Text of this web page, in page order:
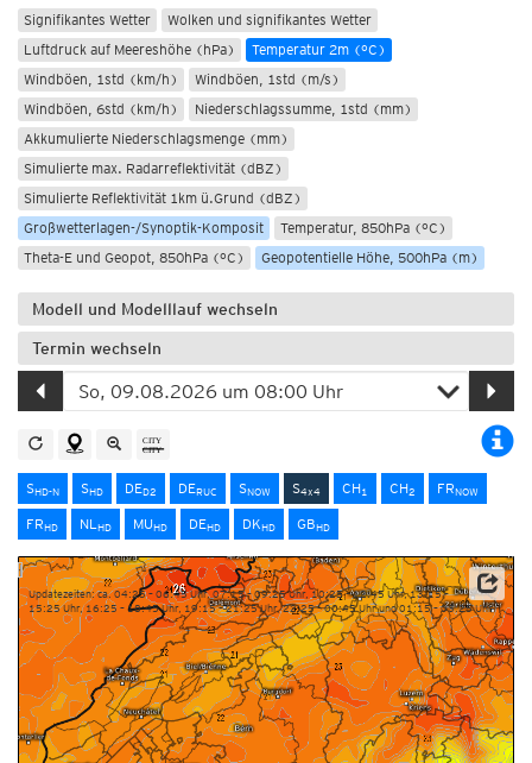
Signifikantes Wetter
Wolken und signifikantes Wetter
Luftdruck auf Meereshöhe (hPa)
Temperatur 2m (°C)
Windböen, 1std (km/h)
Windböen, 1std (m/s)
Windböen, 6std (km/h)
Niederschlagssumme, 1std (mm)
Akkumulierte Niederschlagsmenge (mm)
Simulierte max. Radarreflektivität (dBZ)
Simulierte Reflektivität 1km ü.Grund (dBZ)
Großwetterlagen-/Synoptik-Komposit
Temperatur, 850hPa (°C)
Theta-E und Geopot, 850hPa (°C)
Geopotentielle Höhe, 500hPa (m)
Modell und Modelllauf wechseln
Termin wechseln
SHD-N SHD DED2 DERUC SNOW S4x4 CH1 CH2 FRNOW
FRHD NLHD MUHD DEHD DKHD GBHD
Updatezeiten: ca. 04:25 – 06:45 Uhr, 07:15 – 09:25 Uhr, 10:25 – 12:45 Uhr, 13:15 –
15:25 Uhr, 16:25 – 18:45 Uhr, 19:15 – 21:25 Uhr, 22:25 – 00:45 Uhr und 01:15 – 03:25 Uhr